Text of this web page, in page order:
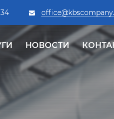
НОВОСТИ